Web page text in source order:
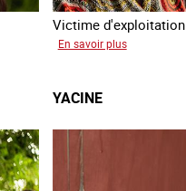
Victime d'exploitation
En savoir plussur
YACINE